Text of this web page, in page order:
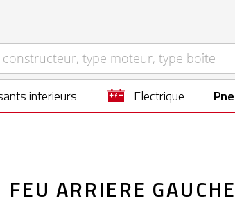
interieurs electrique
FEU ARRIERE